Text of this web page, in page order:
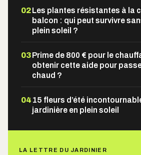
02Les plantes résistantes à la
balcon : qui peut survivre
plein soleil ?
03Prime de 800 € pour le
obtenir cette aide pour
chaud ?
04 15 fleurs d’été
jardinière en plein soleil
LA LETTRE DU JARDINIER